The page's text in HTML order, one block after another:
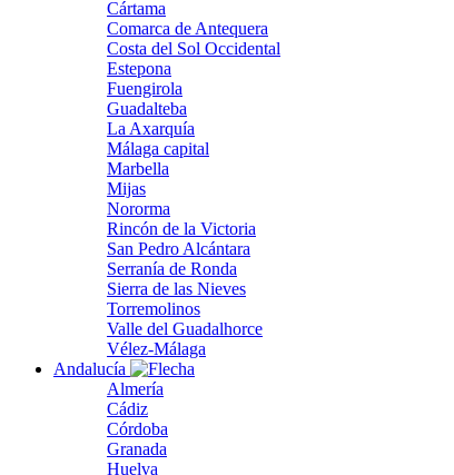
Cártama
Comarca de Antequera
Costa del Sol Occidental
Estepona
Fuengirola
Guadalteba
La Axarquía
Málaga capital
Marbella
Mijas
Nororma
Rincón de la Victoria
San Pedro Alcántara
Serranía de Ronda
Sierra de las Nieves
Torremolinos
Valle del Guadalhorce
Vélez-Málaga
Andalucía
Almería
Cádiz
Córdoba
Granada
Huelva